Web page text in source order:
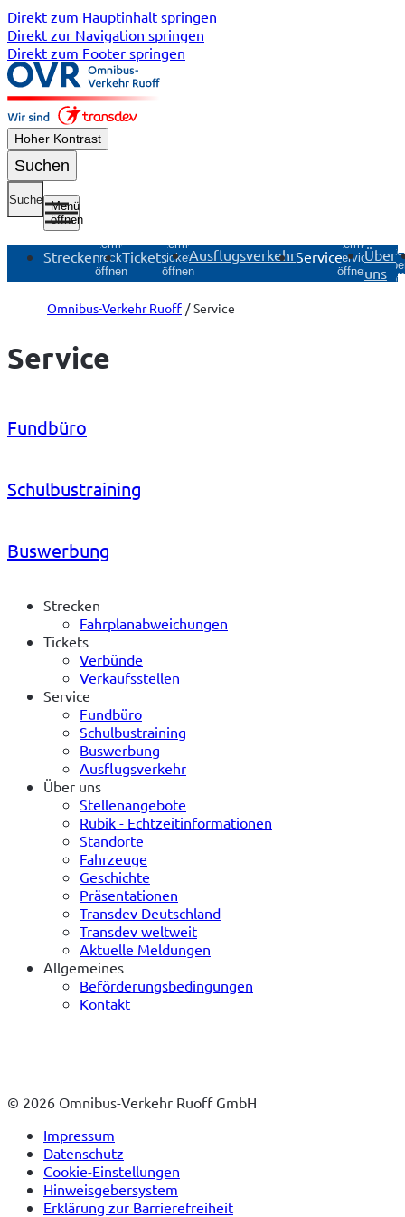
Direkt zum Hauptinhalt springen
Direkt zur Navigation springen
Direkt zum Footer springen
Hoher Kontrast
Suchen
Suche
Menü
öffnen
Strecken
Untermenü
Strecken
öffnen
Tickets
Untermenü
Tickets
öffnen
AusflugsverkehrService
Untermenü
Service
öffnen
Über
uns
Omnibus-Verkehr Ruoff Service
Service
Fundbüro
Schulbustraining
Buswerbung
Strecken
Fahrplanabweichungen
Tickets
Verbünde
Verkaufsstellen
Service
Fundbüro
Schulbustraining
Buswerbung
Ausflugsverkehr
Über uns
Stellenangebote
Rubik - Echtzeitinformationen
Standorte
Fahrzeuge
Geschichte
Präsentationen
Transdev Deutschland
Transdev weltweit
Aktuelle Meldungen
Allgemeines
Beförderungsbedingungen
Kontakt
© 2026 Omnibus-Verkehr Ruoff GmbH
Impressum
Datenschutz
Cookie-Einstellungen
Hinweisgebersystem
Erklärung zur Barrierefreiheit